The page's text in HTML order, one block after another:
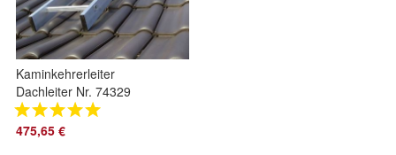
Kaminkehrerleiter
Dachleiter Nr. 74329
Alu 8,12 m 29
Sprossen
475,65 €